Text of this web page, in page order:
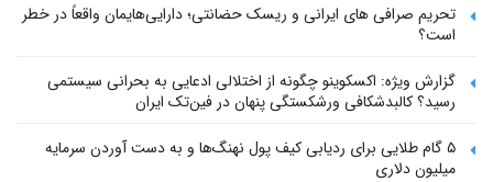
تحریم صرافی های ایرانی و ریسک حضانتی؛ دارایی‌هایمان واقعاً در خطر
است؟
گزارش ویژه: اکسکوینو چگونه از اختلالی ادعایی به بحرانی سیستمی
رسید؟ کالبدشکافی ورشکستگی پنهان در فین‌تک ایران
۵ گام طلایی برای ردیابی کیف پول‌ نهنگ‌ها و به دست آوردن سرمایه
میلیون دلاری